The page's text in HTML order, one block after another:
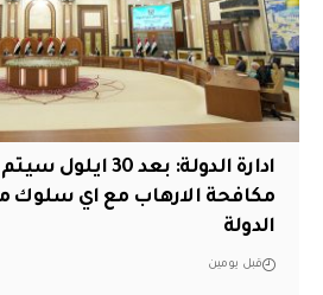
ادارة الدولة: بعد
مكافحة الارهاب مع اي سلوك
الدولة
قبل يومين